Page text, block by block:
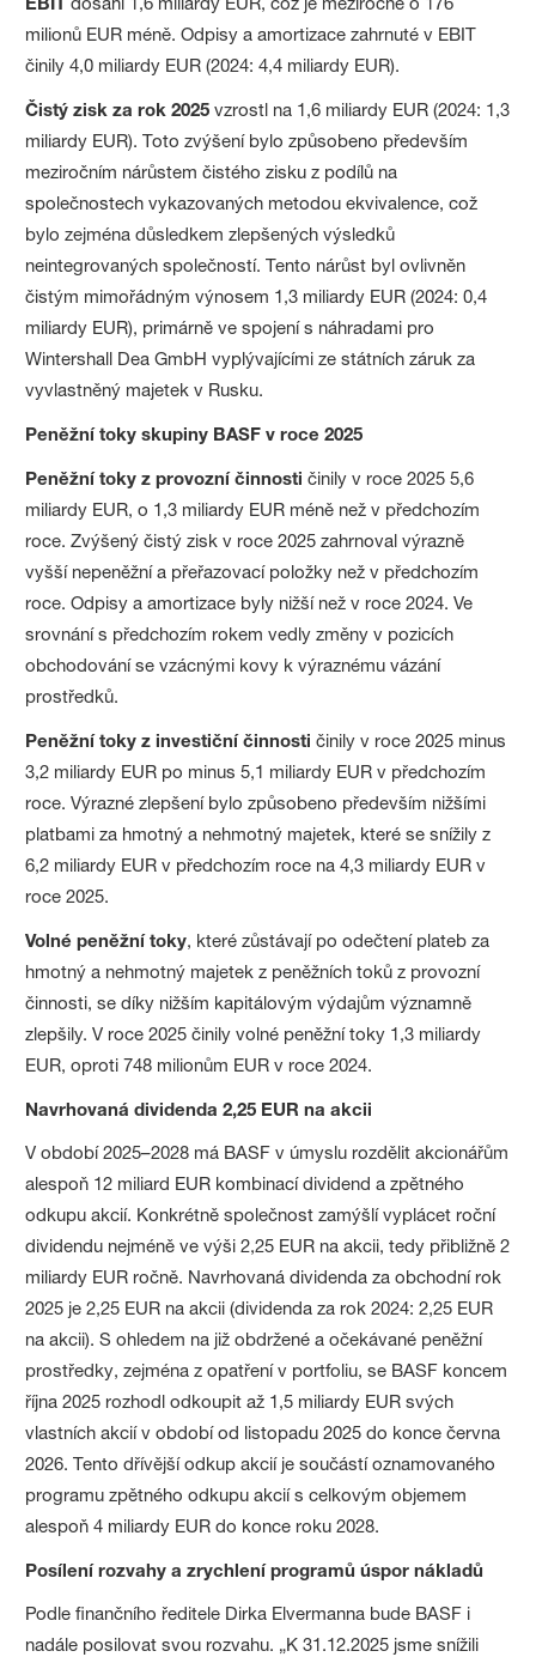
milionů EUR méně. Odpisy a amortizace zahrnuté v EBIT
činily 4,0 miliardy EUR (2024: 4,4 miliardy EUR).
Čistý zisk za rok 2025 vzrostl na 1,6 miliardy EUR (2024: 1,3
miliardy EUR). Toto zvýšení bylo způsobeno především
meziročním nárůstem čistého zisku z podílů na
společnostech vykazovaných metodou ekvivalence, což
bylo zejména důsledkem zlepšených výsledků
neintegrovaných společností. Tento nárůst byl ovlivněn
čistým mimořádným výnosem 1,3 miliardy EUR (2024: 0,4
miliardy EUR), primárně ve spojení s náhradami pro
Wintershall Dea GmbH vyplývajícími ze státních záruk za
vyvlastněný majetek v Rusku.
Peněžní toky skupiny BASF v roce 2025
Peněžní toky z provozní činnosti činily v roce 2025 5,6
miliardy EUR, o 1,3 miliardy EUR méně než v předchozím
roce. Zvýšený čistý zisk v roce 2025 zahrnoval výrazně
vyšší nepeněžní a přeřazovací položky než v předchozím
roce. Odpisy a amortizace byly nižší než v roce 2024. Ve
srovnání s předchozím rokem vedly změny v pozicích
obchodování se vzácnými kovy k výraznému vázání
prostředků.
Peněžní toky z investiční činnosti činily v roce 2025 minus
3,2 miliardy EUR po minus 5,1 miliardy EUR v předchozím
roce. Výrazné zlepšení bylo způsobeno především nižšími
platbami za hmotný a nehmotný majetek, které se snížily z
6,2 miliardy EUR v předchozím roce na 4,3 miliardy EUR v
roce 2025.
Volné peněžní toky, které zůstávají po odečtení plateb za
hmotný a nehmotný majetek z peněžních toků z provozní
činnosti, se díky nižším kapitálovým výdajům významně
zlepšily. V roce 2025 činily volné peněžní toky 1,3 miliardy
EUR, oproti 748 milionům EUR v roce 2024.
Navrhovaná dividenda 2,25 EUR na akcii
V období 2025–2028 má BASF v úmyslu rozdělit akcionářům
alespoň 12 miliard EUR kombinací dividend a zpětného
odkupu akcií. Konkrétně společnost zamýšlí vyplácet roční
dividendu nejméně ve výši 2,25 EUR na akcii, tedy přibližně 2
miliardy EUR ročně. Navrhovaná dividenda za obchodní rok
2025 je 2,25 EUR na akcii (dividenda za rok 2024: 2,25 EUR
na akcii). S ohledem na již obdržené a očekávané peněžní
prostředky, zejména z opatření v portfoliu, se BASF koncem
října 2025 rozhodl odkoupit až 1,5 miliardy EUR svých
vlastních akcií v období od listopadu 2025 do konce června
2026. Tento dřívější odkup akcií je součástí oznamovaného
programu zpětného odkupu akcií s celkovým objemem
alespoň 4 miliardy EUR do konce roku 2028.
Posílení rozvahy a zrychlení programů úspor nákladů
Podle finančního ředitele Dirka Elvermanna bude BASF i
nadále posilovat svou rozvahu. „K 31.12.2025 jsme snížili